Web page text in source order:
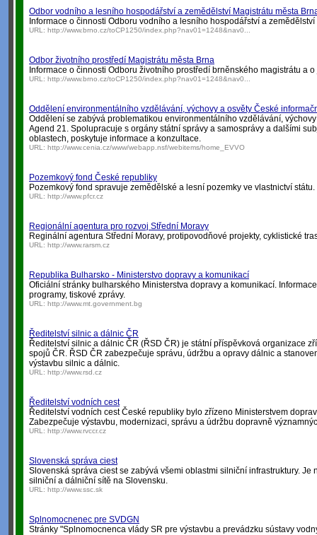
Odbor vodního a lesního hospodářství a zemědělství Magistrátu města
Informace o činnosti Odboru vodního a lesního hospodářství a
URL: http://www.brno.cz/toCP1250/index.php?nav01=1248&nav0...
Odbor životního prostředí Magistrátu města Brna
Informace o činnosti Odboru životního prostředí brněnského magistrátu a
URL: http://www.brno.cz/toCP1250/index.php?nav01=1248&nav0...
Oddělení environmentálního vzdělávání, výchovy a osvěty České
Oddělení se zabývá problematikou environmentálního vzdělávání,
Agend 21. Spolupracuje s orgány státní správy a samosprávy a dalšími
oblastech, poskytuje informace a konzultace.
URL: http://www.cenia.cz/www/webapp.nsf/webitems/home_EVVO
Pozemkový fond České republiky
Pozemkový fond spravuje zemědělské a lesní pozemky ve vlastnictví státu.
URL: http://www.pfcr.cz
Regionální agentura pro rozvoj Střední Moravy
Reginální agentura Střední Moravy, protipovodňové projekty, cyklistické
URL: http://www.rarsm.cz
Republika Bulharsko - Ministerstvo dopravy a komunikací
Oficiální stránky bulharského Ministerstva dopravy a komunikací.
programy, tiskové zprávy.
URL: http://www.mt.government.bg
Ředitelství silnic a dálnic ČR
Ředitelství silnic a dálnic ČR (ŘSD ČR) je státní příspěvková organizace
spojů ČR. ŘSD ČR zabezpečuje správu, údržbu a opravy dálnic a
výstavbu silnic a dálnic.
URL: http://www.rsd.cz
Ředitelství vodních cest
Ředitelství vodních cest České republiky bylo zřízeno Ministerstvem
Zabezpečuje výstavbu, modernizaci, správu a údržbu dopravně
URL: http://www.rvccr.cz
Slovenská správa ciest
Slovenská správa ciest se zabývá všemi oblastmi silniční infrastruktury. Je
silniční a dálniční sítě na Slovensku.
URL: http://www.ssc.sk
Splnomocnenec pre SVDGN
Stránky "Splnomocnenca vlády SR pre výstavbu a prevádzku sústavy